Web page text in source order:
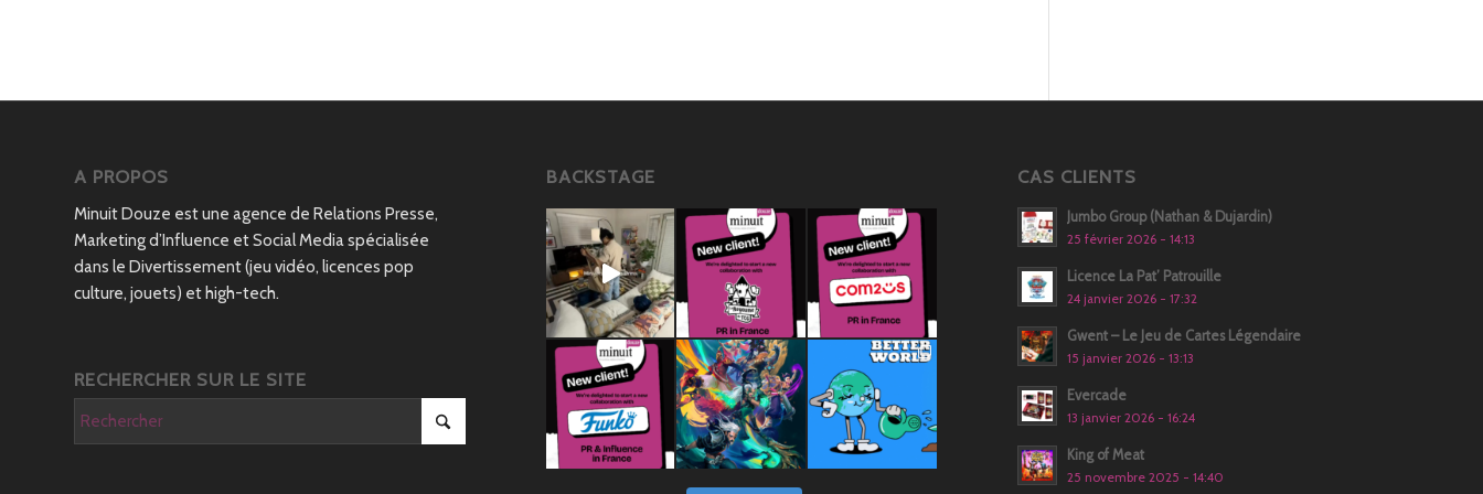
A PROPOS
Minuit Douze est une agence de Relations Presse,
Marketing d’Influence et Social Media spécialisée
dans le Divertissement (jeu vidéo, licences pop
culture, jouets) et high-tech.
RECHERCHER SUR LE SITE
BACKSTAGE CAS CLIENTS
Jumbo Group (Nathan & Dujardin)
25 février 2026 - 14:13
Licence La Pat’ Patrouille
24 janvier 2026 - 17:32
Gwent – Le Jeu de Cartes Légendaire
15 janvier 2026 - 13:13
Evercade
13 janvier 2026 - 16:24
King of Meat
25 novembre 2025 - 14:40